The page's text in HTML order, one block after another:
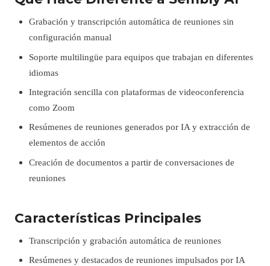
Grabación y transcripción automática de reuniones sin
configuración manual
Soporte multilingüe para equipos que trabajan en diferentes
idiomas
Integración sencilla con plataformas de videoconferencia
como Zoom
Resúmenes de reuniones generados por IA y extracción de
elementos de acción
Creación de documentos a partir de conversaciones de
reuniones
Características Principales
Transcripción y grabación automática de reuniones
Resúmenes y destacados de reuniones impulsados por IA